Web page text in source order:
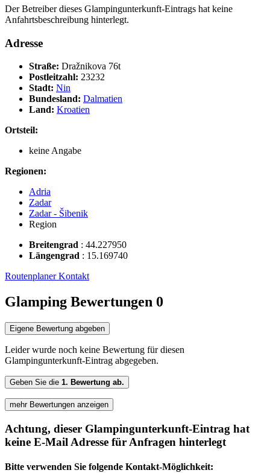
Der Betreiber dieses Glampingunterkunft-Eintrags hat keine
Anfahrtsbeschreibung hinterlegt.
Adresse
Straße: Dražnikova 76t
Postleitzahl: 23232
Stadt: Nin
Bundesland: Dalmatien
Land: Kroatien
Ortsteil:
keine Angabe
Regionen:
Adria
Zadar
Zadar - Šibenik
Region
Breitengrad : 44.227950
Längengrad : 15.169740
RoutenplanerKontakt
Glamping Bewertungen 0
Eigene Bewertung abgeben
Leider wurde noch keine Bewertung für diesen
Glampingunterkunft-Eintrag abgegeben.
Geben Sie die 1. Bewertung ab.
mehr Bewertungen anzeigen
Achtung, dieser Glampingunterkunft-Eintrag hat
keine E-Mail Adresse für Anfragen hinterlegt
Bitte verwenden Sie folgende Kontakt-Möglichkeit: